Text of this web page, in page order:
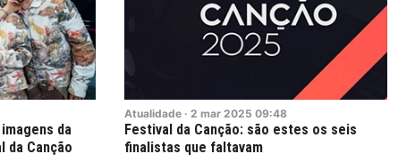
da
da Canção
Atualidade · 2 mar 2025 09:48
Festival da Canção: são estes os seis
finalistas que faltavam